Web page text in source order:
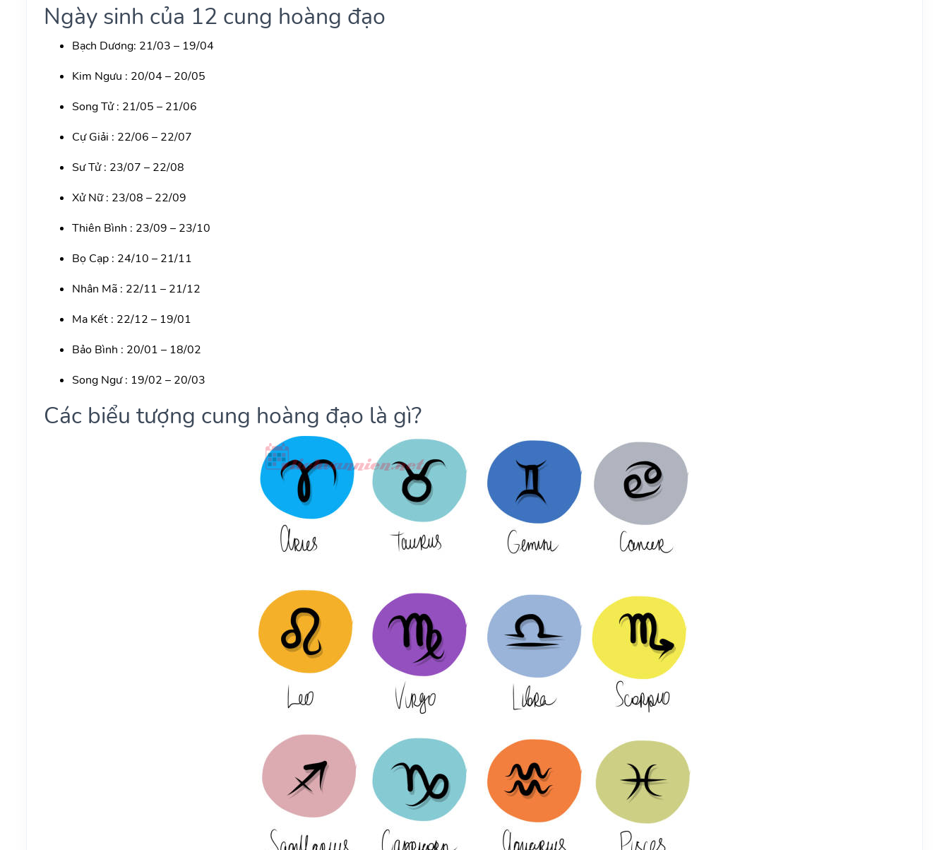
Ngày sinh của 12 cung hoàng đạo
Bạch Dương: 21/03 – 19/04
Kim Ngưu : 20/04 – 20/05
Song Tử : 21/05 – 21/06
Cự Giải : 22/06 – 22/07
Sư Tử : 23/07 – 22/08
Xử Nữ : 23/08 – 22/09
Thiên Bình : 23/09 – 23/10
Bọ Cạp : 24/10 – 21/11
Nhân Mã : 22/11 – 21/12
Ma Kết : 22/12 – 19/01
Bảo Bình : 20/01 – 18/02
Song Ngư : 19/02 – 20/03
Các biểu tượng cung hoàng đạo là gì?